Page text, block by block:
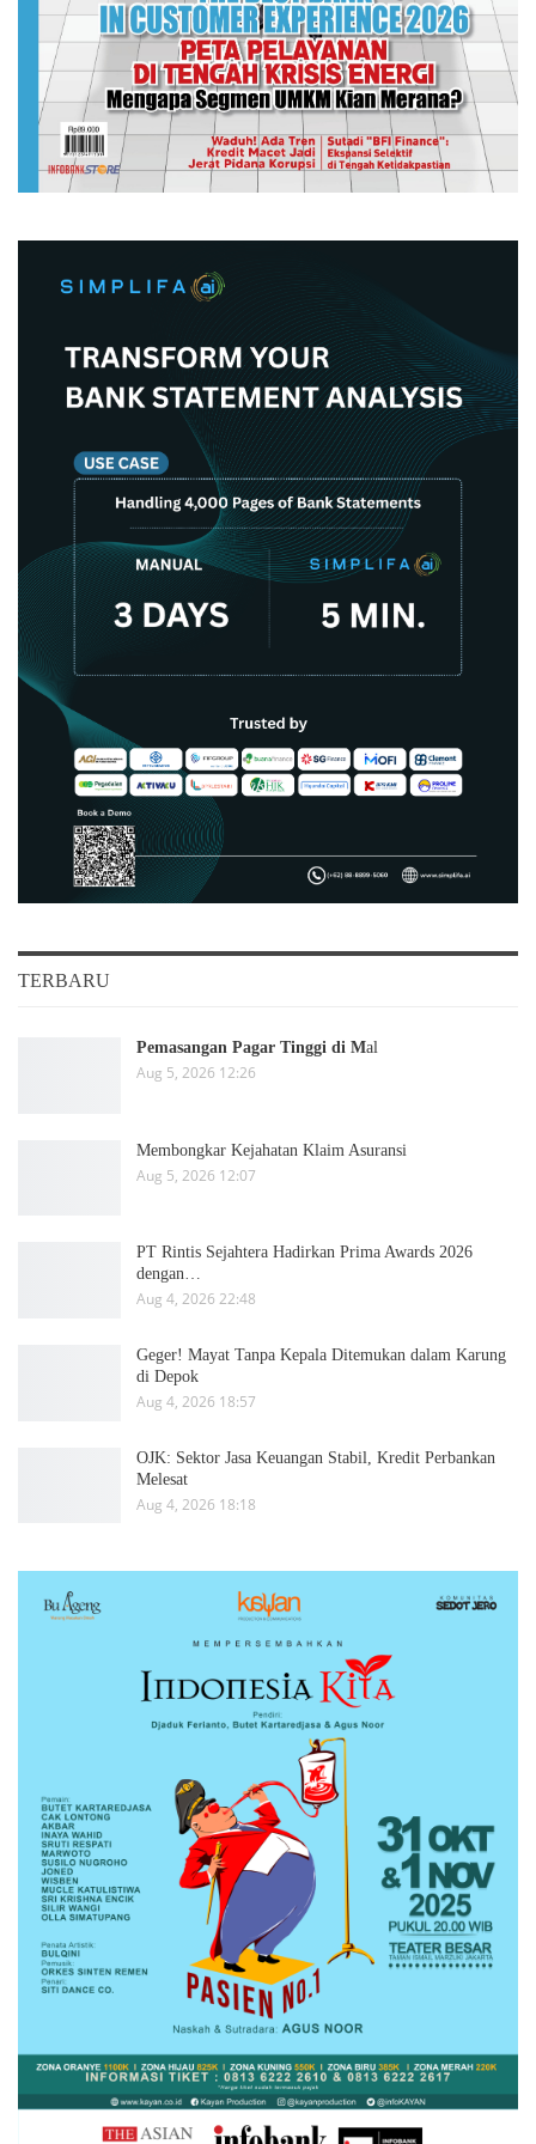
TERBARU
Pemasangan Pagar Tinggi di Mal
Aug 5, 2026 12:26
Membongkar Kejahatan Klaim Asuransi
Aug 5, 2026 12:07
PT Rintis Sejahtera Hadirkan Prima Awards 2026
dengan…
Aug 4, 2026 22:48
Geger! Mayat Tanpa Kepala Ditemukan dalam Karung
di Depok
Aug 4, 2026 18:57
OJK: Sektor Jasa Keuangan Stabil, Kredit Perbankan
Melesat
Aug 4, 2026 18:18